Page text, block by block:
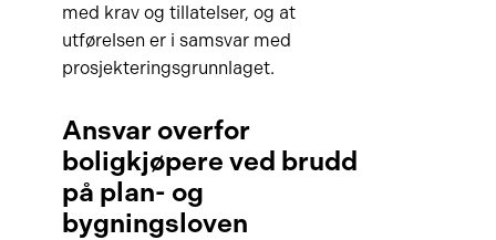
med krav og tillatelser, og at
utførelsen er i samsvar med
prosjekteringsgrunnlaget.
Ansvar overfor
boligkjøpere ved brudd
på plan- og
bygningsloven